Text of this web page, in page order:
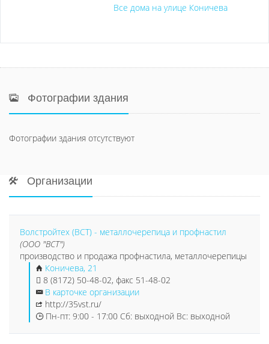
Все дома на улице Коничева
Фотографии здания
Фотографии здания отсутствуют
Организации
Волстройтех (ВСТ) - металлочерепица и профнастил
(ООО "ВСТ")
производство и продажа профнастила, металлочерепицы
Коничева, 21
8 (8172) 50-48-02, факс 51-48-02
В карточке организации
http://35vst.ru/
Пн-пт: 9:00 - 17:00 Сб: выходной Вс: выходной